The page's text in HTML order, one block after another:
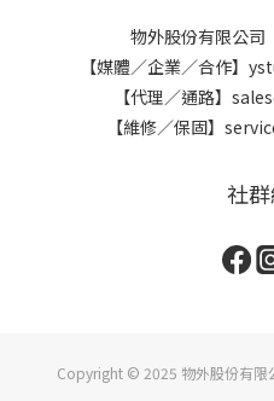
物外股份有限公司
【媒體／企業／合作】
【代理／通路】
【維修／保固】
社
Copyright © 2025 物外股份有限